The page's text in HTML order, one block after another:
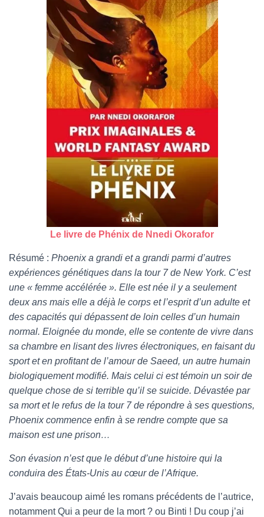
Le livre de Phénix de Nnedi Okorafor
Résumé : Phoenix a grandi et a grandi parmi d’autres
expériences génétiques dans la tour 7 de New York. C’est
une « femme accélérée ». Elle est née il y a seulement
deux ans mais elle a déjà le corps et l’esprit d’un adulte et
des capacités qui dépassent de loin celles d’un humain
normal. Eloignée du monde, elle se contente de vivre dans
sa chambre en lisant des livres électroniques, en faisant du
sport et en profitant de l’amour de Saeed, un autre humain
biologiquement modifié. Mais celui ci est témoin un soir de
quelque chose de si terrible qu’il se suicide. Dévastée par
sa mort et le refus de la tour 7 de répondre à ses questions,
Phoenix commence enfin à se rendre compte que sa
maison est une prison…
Son évasion n’est que le début d’une histoire qui la
conduira des États-Unis au cœur de l’Afrique.
J’avais beaucoup aimé les romans précédents de l’autrice,
notamment Qui a peur de la mort ? ou Binti ! Du coup j’ai